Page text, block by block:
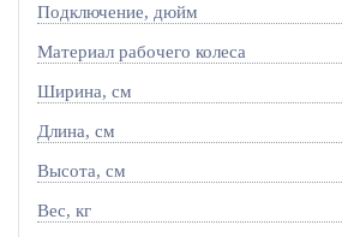
Подключение, дюйм
Материал рабочего колеса
Ширина, см
Длина, см
Высота, см
Вес, кг